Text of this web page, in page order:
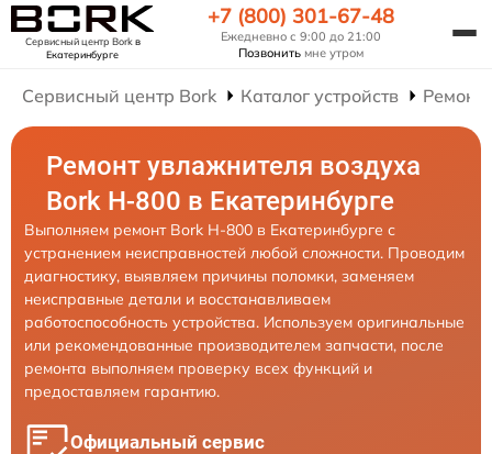
Сервисный центр Borkв
Екатеринбурге
+7 (800) 301-67-48
Ежедневно с 9:00 до 21:00
Позвонить мне утром
Сервисный центр Bork Каталог устройств Ремонт
Ремонт увлажнителя воздуха
Bork H-800 в Екатеринбурге
Выполняем ремонт Bork H-800 в Екатеринбурге с
устранением неисправностей любой сложности. Проводим
диагностику, выявляем причины поломки, заменяем
неисправные детали и восстанавливаем
работоспособность устройства. Используем оригинальные
или рекомендованные производителем запчасти, после
ремонта выполняем проверку всех функций и
предоставляем гарантию.
Официальный сервис